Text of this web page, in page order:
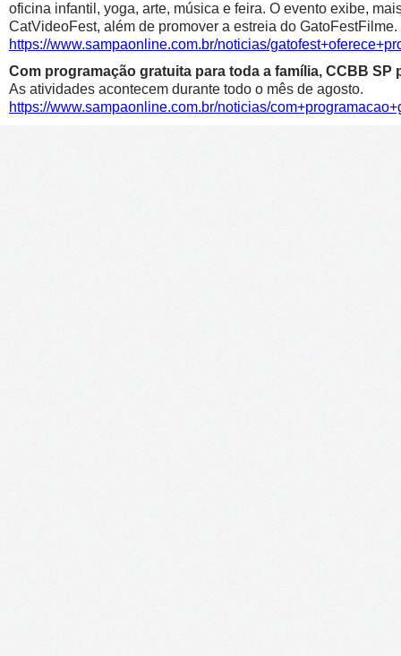
oficina infantil, yoga, arte, música e feira. O evento exibe,
CatVideoFest, além de promover a estreia do GatoFestFilme.
https://www.sampaonline.com.br/noticias/
Com programação gratuita para toda a família, CCBB
As atividades acontecem durante todo o mês de agosto.
https://www.sampaonline.com.br/noticias/